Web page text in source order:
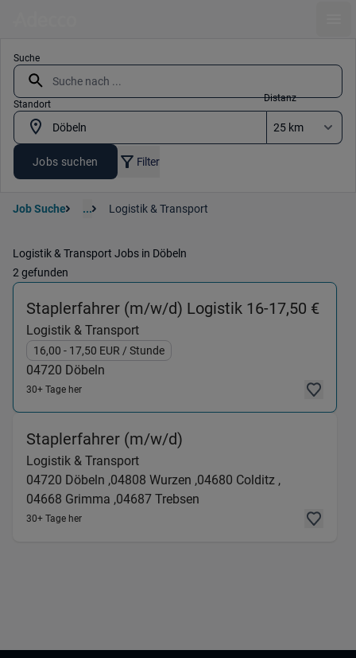
Suche
Standort
Distanz
Jobs suchen Filter
Job Suche ... Logistik & Transport
Logistik & Transport Jobs in Döbeln
2 gefunden
Staplerfahrer (m/w/d) Logistik 16-17,50 €
Logistik & Transport
16,00 - 17,50 EUR / Stunde
04720 Döbeln
30+ Tage her
Staplerfahrer (m/w/d)
Logistik & Transport
04720 Döbeln ,04808 Wurzen ,04680 Colditz ,
04668 Grimma ,04687 Trebsen
30+ Tage her